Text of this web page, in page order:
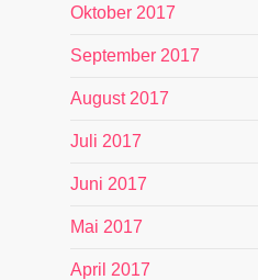
Oktober 2017
September 2017
August 2017
Juli 2017
Juni 2017
Mai 2017
April 2017